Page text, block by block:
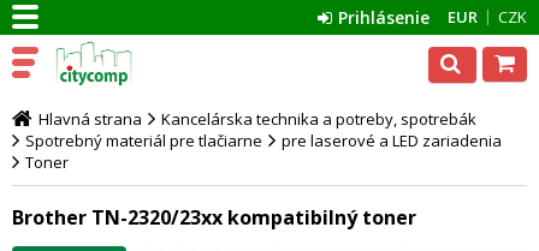
EUR CZK
Prihlásenie
Hlavná strana
Kancelárska technika a potreby, spotrebák
Spotrebný materiál pre tlačiarne
pre laserové a LED zariadenia
Toner
Brother TN-2320/23xx kompatibilný toner